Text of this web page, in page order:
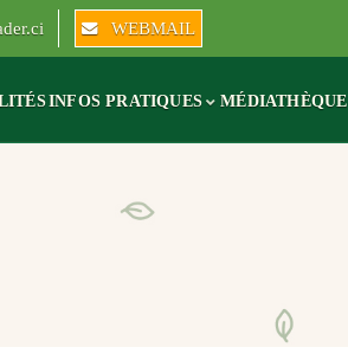
WEBMAIL
INFOS PRATIQUES MÉDIATHÈQUE